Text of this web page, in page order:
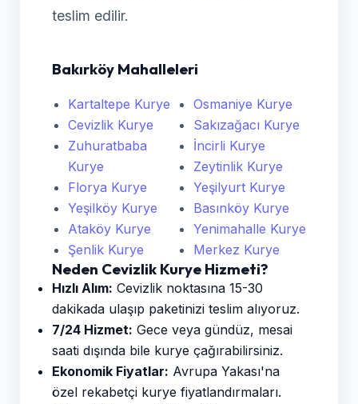
teslim edilir.
Bakırköy Mahalleleri
Kartaltepe Kurye
Cevizlik Kurye
Zuhuratbaba
Kurye
Florya Kurye
Yeşilköy Kurye
Ataköy Kurye
Şenlik Kurye
Osmaniye Kurye
Sakızağacı Kurye
İncirli Kurye
Zeytinlik Kurye
Yeşilyurt Kurye
Basınköy Kurye
Yenimahalle Kurye
Merkez Kurye
Neden Cevizlik Kurye Hizmeti?
Hızlı Alım: Cevizlik noktasına 15-30
dakikada ulaşıp paketinizi teslim alıyoruz.
7/24 Hizmet: Gece veya gündüz, mesai
saati dışında bile kurye çağırabilirsiniz.
Ekonomik Fiyatlar: Avrupa Yakası'na
özel rekabetçi kurye fiyatlandırmaları.